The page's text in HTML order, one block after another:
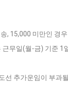
, 15,000 미만인 경
무일(월-금) 기준
선 추가운임이 부과